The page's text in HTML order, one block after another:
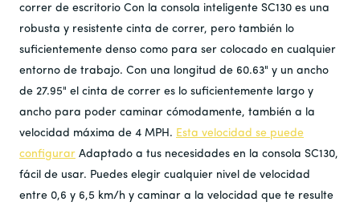
correr de escritorio Con la consola inteligente SC130 es una
robusta y resistente cinta de correr, pero también lo
suficientemente denso como para ser colocado en cualquier
entorno de trabajo. Con una longitud de 60.63" y un ancho
de 27.95" el cinta de correr es lo suficientemente largo y
ancho para poder caminar cómodamente, también a la
velocidad máxima de 4 MPH. Esta velocidad se puede
configurar Adaptado a tus necesidades en la consola SC130,
fácil de usar. Puedes elegir cualquier nivel de velocidad
entre 0,6 y 6,5 km/h y caminar a la velocidad que te resulte